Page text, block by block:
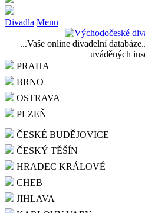
Divadla Menu
...Vaše online divadelní
uváděných
PRAHA
BRNO
OSTRAVA
PLZEŇ
ČESKÉ BUDĚJOVICE
ČESKÝ TĚŠÍN
HRADEC KRÁLOVÉ
CHEB
JIHLAVA